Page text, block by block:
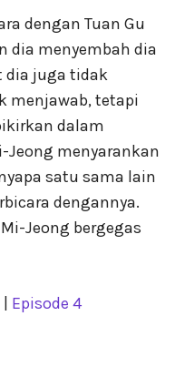
dengan Tuan Gu
dia menyembah dia
dia juga tidak
menjawab, tetapi
dalam
menyarankan
satu sama lain
dengannya.
Jeong bergegas
Episode 4